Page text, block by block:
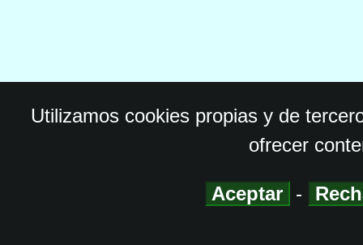
Utilizamos cookies propias y de
ofrecer
Aceptar -